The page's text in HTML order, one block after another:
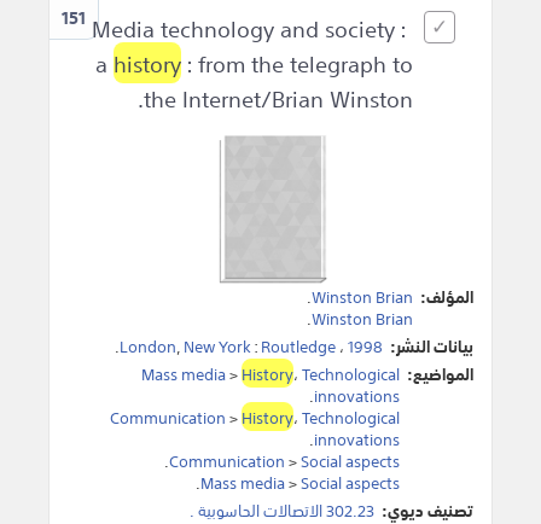
151 Media technology and society :
ahistory: from the telegraph to
the Internet/Brian Winston.
المؤلف: Winston Brian
.
Winston Brian
.
بيانات النشر:
London,New York:Routledge،1998
.
المواضيع:
Mass media>History،Technological
innovations
.
Communication>History،Technological
innovations
.
Communication>Social aspects
.
Mass media>Social aspects
.
تصنيف ديوي: 302.23 الاتصالات الحاسوبية .